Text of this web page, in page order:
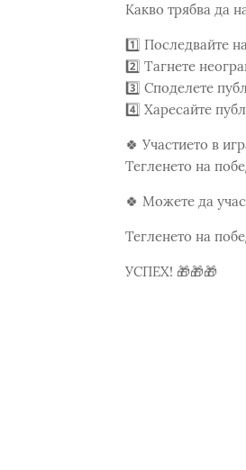
Какво трябва да
1️⃣ Последвайте
2️⃣ Тагнете
3️⃣ Споделете
4️⃣ Харесайте
🍀 Участието в
Тегленето на
🍀 Можете да
Тегленето на
УСПЕХ! 🎁🎁🎁